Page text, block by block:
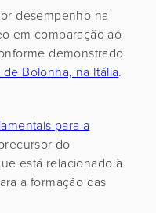
desempenho na
em comparação ao
demonstrado
Bolonha, na Itália.
para a
do
está relacionado à
a formação das